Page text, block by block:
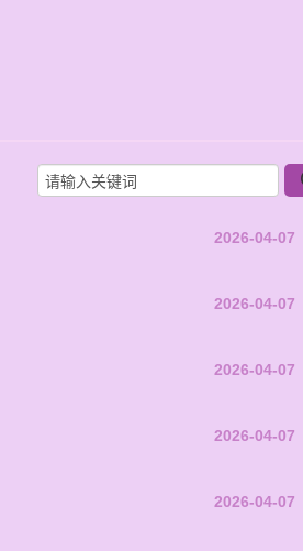
2026-04-07
2026-04-07
2026-04-07
2026-04-07
2026-04-07